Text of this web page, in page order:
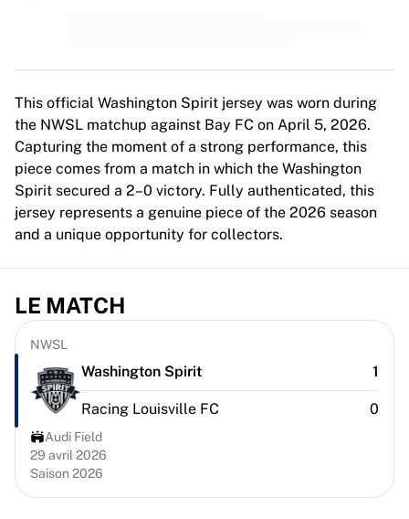
Football féminin au Canada
OL Lyonnes
Paris Saint-Germain féminines
Arsenal WFC
Parcourir par pays
Basket-ball
Temps forts
Charlotte Hornets
Chicago Bulls
Portland Trail Blazers
Virtus Bologna
Voir tout le basket-ball
Meilleures équipes NBA
Charlotte Hornets
Chicago Bulls
Portland Trail Blazers
LA Clippers
Voir toute la NBA
This official Washington Spirit jersey was worn during
the NWSL matchup against Bay FC on April 5, 2026.
Capturing the moment of a strong performance, this
piece comes from a match in which the Washington
Spirit secured a 2–0 victory. Fully authenticated, this
jersey represents a genuine piece of the 2026 season
and a unique opportunity for collectors.
LE MATCH
NWSL
Washington Spirit 1
Racing Louisville FC 0
Audi Field
29 avril 2026
Saison 2026